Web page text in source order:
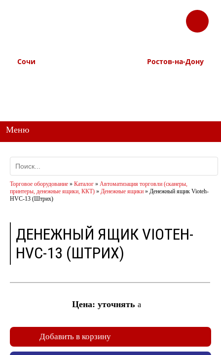
Сочи
ЗАКАЗАТЬ
ЗВОНОК
Ростов-на-Дону
Меню
Торговое оборудование » Каталог » Автоматизация торговли (сканеры,
принтеры, денежные ящики, ККТ) » Денежные ящики » Денежный ящик Vioteh-
HVC-13 (Штрих)
ДЕНЕЖНЫЙ ЯЩИК VIOTEH-
HVC-13 (ШТРИХ)
Цена: уточнять a
Добавить в корзину